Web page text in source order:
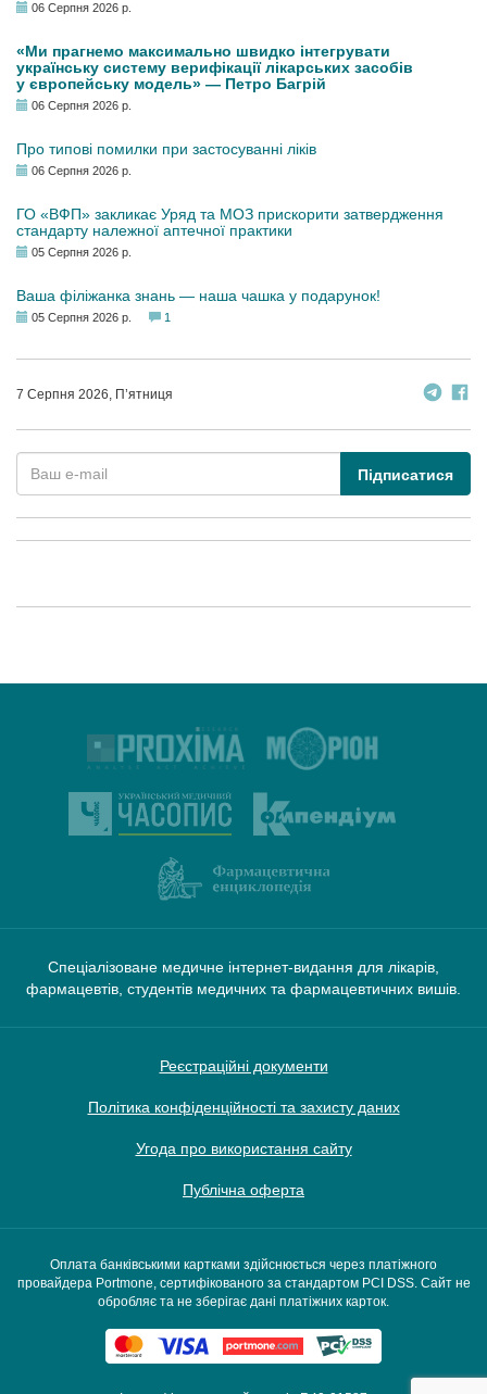
06 Серпня 2026 р.
«Ми прагнемо максимально швидко інтегрувати
українську систему верифікації лікарських засобів
у європейську модель» — Петро Багрій
06 Серпня 2026 р.
Про типові помилки при застосуванні ліків
06 Серпня 2026 р.
ГО «ВФП» закликає Уряд та МОЗ прискорити затвердження
стандарту належної аптечної практики
05 Серпня 2026 р.
Ваша філіжанка знань — наша чашка у подарунок!
05 Серпня 2026 р. 1
7 Серпня 2026, П’ятниця
Підписатися
Спеціалізоване медичне інтернет-видання для лікарів,
фармацевтів, студентів медичних та фармацевтичних вишів.
Реєстраційні документи
Політика конфіденційності та захисту даних
Угода про використання сайту
Публічна оферта
Оплата банківськими картками здійснюється через платіжного
провайдера Portmone, сертифікованого за стандартом PCI DSS. Сайт не
обробляє та не зберігає дані платіжних карток.